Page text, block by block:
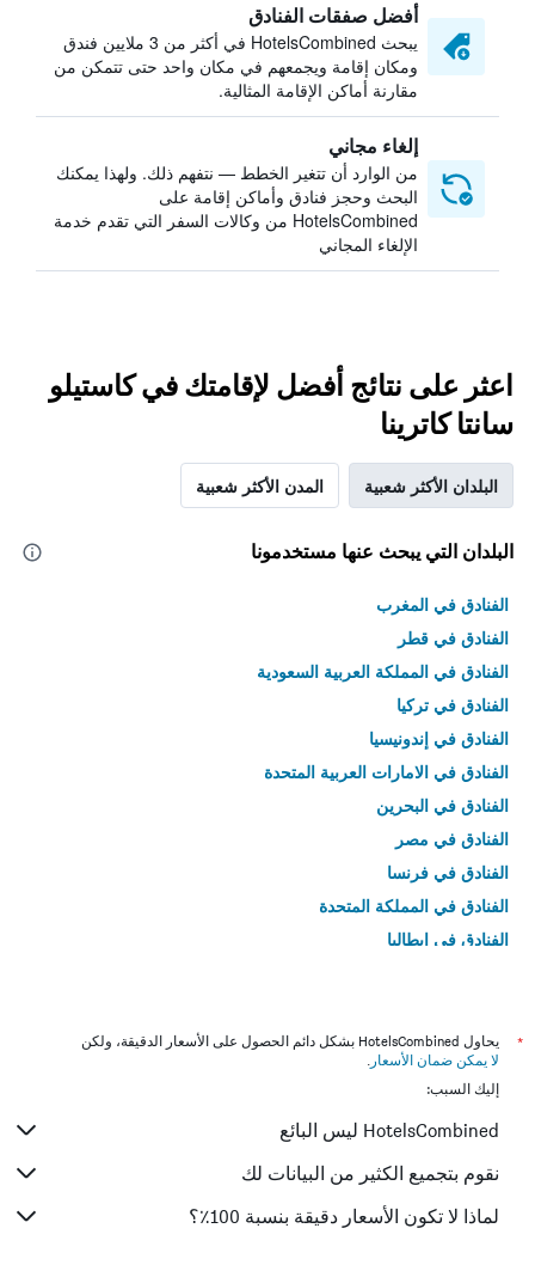
أفضل صفقات الفنادق
يبحث HotelsCombined في أكثر من 3 ملايين فندق
ومكان إقامة ويجمعهم في مكان واحد حتى تتمكن من
مقارنة أماكن الإقامة المثالية.
إلغاء مجاني
من الوارد أن تتغير الخطط — نتفهم ذلك. ولهذا يمكنك
البحث وحجز فنادق وأماكن إقامة على
HotelsCombined من وكالات السفر التي تقدم خدمة
الإلغاء المجاني
اعثر على نتائج أفضل لإقامتك في كاستيلو
سانتا كاترينا
البلدان الأكثر شعبية المدن الأكثر شعبية
البلدان التي يبحث عنها مستخدمونا
الفنادق في المغرب
الفنادق في قطر
الفنادق في المملكة العربية السعودية
الفنادق في تركيا
الفنادق في إندونيسيا
الفنادق في الامارات العربية المتحدة
الفنادق في البحرين
الفنادق في مصر
الفنادق في فرنسا
الفنادق في المملكة المتحدة
الفنادق في إيطاليا
*
يحاول HotelsCombined بشكل دائم الحصول على الأسعار الدقيقة، ولكن
لا يمكن ضمان الأسعار .
إليك السبب:
HotelsCombined ليس البائع
نقوم بتجميع الكثير من البيانات لك
لماذا لا تكون الأسعار دقيقة بنسبة 100٪؟